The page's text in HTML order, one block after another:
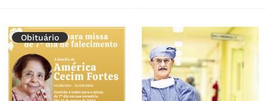
Obituário